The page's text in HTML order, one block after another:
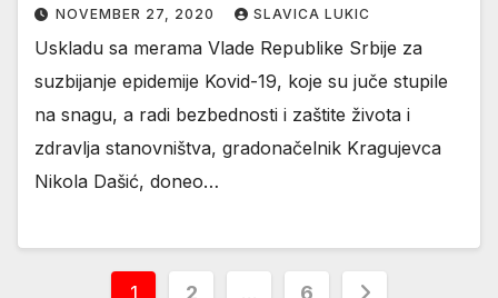
NOVEMBER 27, 2020 SLAVICA LUKIC
Uskladu sa merama Vlade Republike Srbije za
suzbijanje epidemije Kovid-19, koje su juče stupile
na snagu, a radi bezbednosti i zaštite života i
zdravlja stanovništva, gradonačelnik Kragujevca
Nikola Dašić, doneo…
1 2 … 6